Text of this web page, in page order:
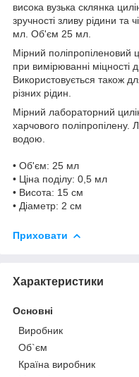
висока вузька склянка
зручності зливу рідини та
мл. Об'єм 25 мл.
Мірний поліпропіленовий
при вимірюванні міцності
Використовується також
різних рідин.
Мірний лабораторний
харчового поліпропілену.
водою.
• Об'єм: 25 мл
• Ціна поділу: 0,5 мл
• Висота: 15 см
• Діаметр: 2 см
Приховати
Характеристики
Основні
Виробник
Об`єм
Країна виробник